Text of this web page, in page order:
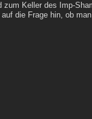
Keller des Imp-
die Frage hin, ob